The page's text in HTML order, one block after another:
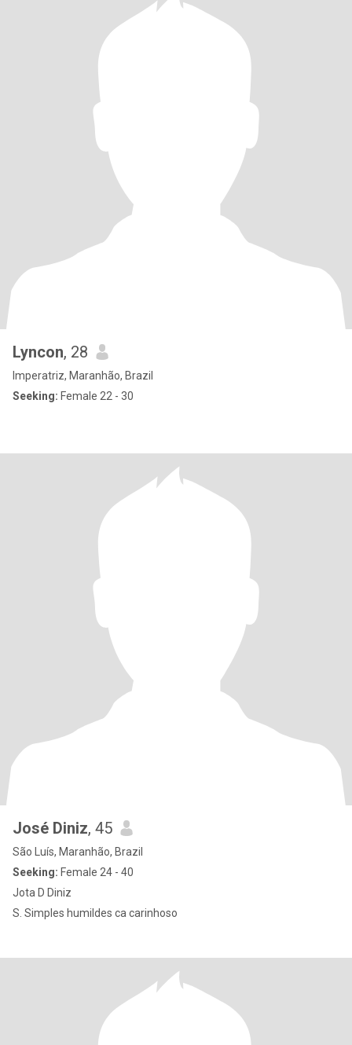
Lyncon, 28
Imperatriz, Maranhão, Brazil
Seeking: Female 22 - 30
José Diniz, 45
São Luís, Maranhão, Brazil
Seeking: Female 24 - 40
Jota D Diniz
S. Simples humildes ca carinhoso